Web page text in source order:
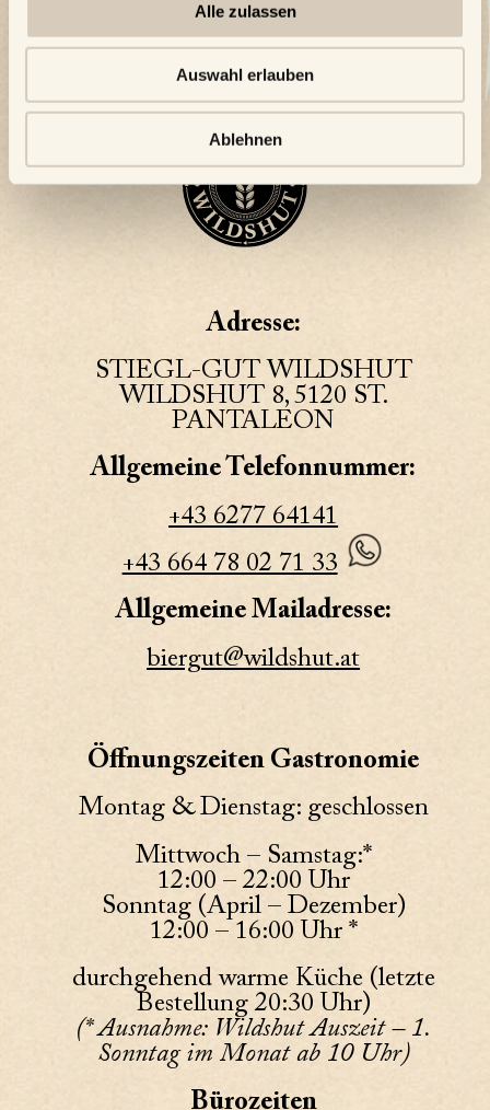
Alle zulassen
Auswahl erlauben
Ablehnen
Adresse:
STIEGL-GUT WILDSHUT
WILDSHUT 8, 5120 ST.
PANTALEON
Allgemeine Telefonnummer:
+43 6277 64141
+43 664 78 02 71 33
Allgemeine Mailadresse:
biergut@wildshut.at
Öffnungszeiten Gastronomie
Montag & Dienstag: geschlossen
Mittwoch – Samstag:*
12:00 – 22:00 Uhr
Sonntag (April – Dezember)
12:00 – 16:00 Uhr *
durchgehend warme Küche (letzte
Bestellung 20:30 Uhr)
(* Ausnahme: Wildshut Auszeit – 1.
Sonntag im Monat ab 10 Uhr)
Bürozeiten